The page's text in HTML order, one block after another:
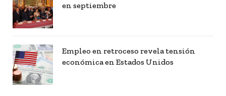
en septiembre
Empleo en retroceso revela tensión
económica en Estados Unidos